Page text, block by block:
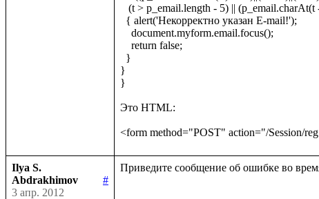
}
}
Это HTML:
Ilya S.
Abdrakhimov
#
3 апр. 2012